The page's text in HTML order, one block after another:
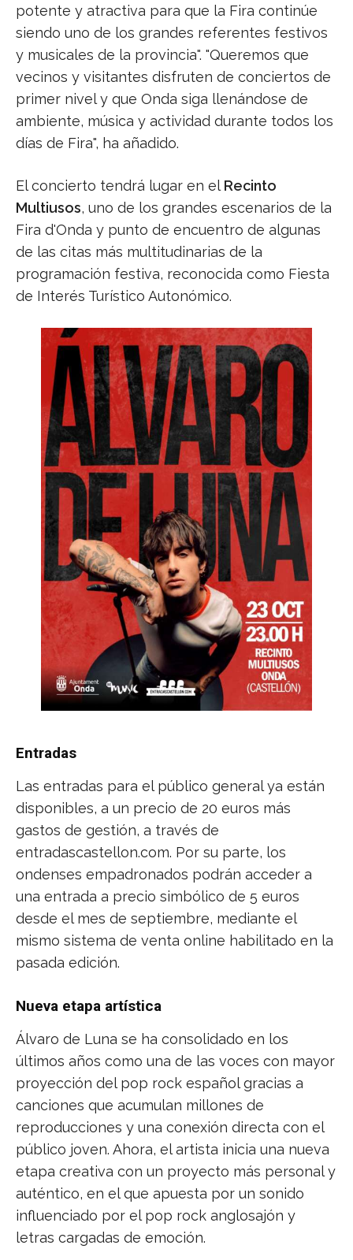
potente y atractiva para que la Fira continúe
siendo uno de los grandes referentes festivos
y musicales de la provincia". "Queremos que
vecinos y visitantes disfruten de conciertos de
primer nivel y que Onda siga llenándose de
ambiente, música y actividad durante todos los
días de Fira", ha añadido.
El concierto tendrá lugar en el Recinto
Multiusos, uno de los grandes escenarios de la
Fira d'Onda y punto de encuentro de algunas
de las citas más multitudinarias de la
programación festiva, reconocida como Fiesta
de Interés Turístico Autonómico.
Entradas
Las entradas para el público general ya están
disponibles, a un precio de 20 euros más
gastos de gestión, a través de
entradascastellon.com. Por su parte, los
ondenses empadronados podrán acceder a
una entrada a precio simbólico de 5 euros
desde el mes de septiembre, mediante el
mismo sistema de venta online habilitado en la
pasada edición.
Nueva etapa artística
Álvaro de Luna se ha consolidado en los
últimos años como una de las voces con mayor
proyección del pop rock español gracias a
canciones que acumulan millones de
reproducciones y una conexión directa con el
público joven. Ahora, el artista inicia una nueva
etapa creativa con un proyecto más personal y
auténtico, en el que apuesta por un sonido
influenciado por el pop rock anglosajón y
letras cargadas de emoción.